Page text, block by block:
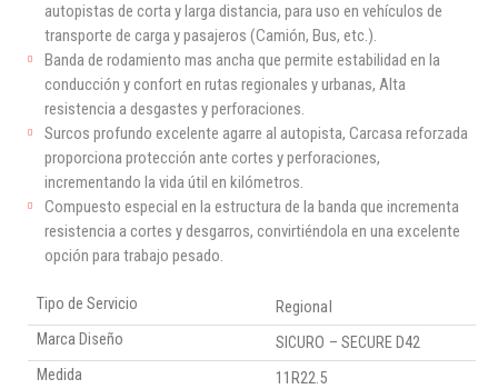
autopistas de corta y larga distancia, para uso en vehículos de
transporte de carga y pasajeros (Camión, Bus, etc.).
Banda de rodamiento mas ancha que permite estabilidad en la
conducción y confort en rutas regionales y urbanas, Alta
resistencia a desgastes y perforaciones.
Surcos profundo excelente agarre al autopista, Carcasa reforzada
proporciona protección ante cortes y perforaciones,
incrementando la vida útil en kilómetros.
Compuesto especial en la estructura de la banda que incrementa
resistencia a cortes y desgarros, convirtiéndola en una excelente
opción para trabajo pesado.
Tipo de Servicio
Regional
Marca Diseño
SICURO – SECURE D42
Medida
11R22.5